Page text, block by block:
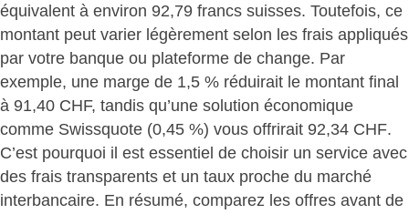
équivalent à environ 92,79 francs suisses. Toutefois, ce
montant peut varier légèrement selon les frais appliqués
par votre banque ou plateforme de change. Par
exemple, une marge de 1,5 % réduirait le montant final
à 91,40 CHF, tandis qu’une solution économique
comme Swissquote (0,45 %) vous offrirait 92,34 CHF.
C’est pourquoi il est essentiel de choisir un service avec
des frais transparents et un taux proche du marché
interbancaire. En résumé, comparez les offres avant de